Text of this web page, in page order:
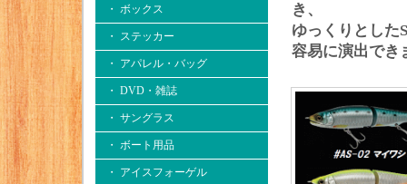
・ ボックス
・ ステッカー
・ アパレル・バッグ
・ DVD・雑誌
・ サングラス
・ ボート用品
・ アイスフォーゲル
き、
ゆっくりとした
容易に演出でき